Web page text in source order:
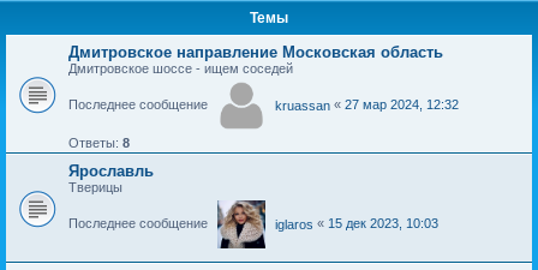
Темы
Дмитровское направление Московская область
Дмитровское шоссе - ищем соседей
Последнее сообщение kruassan « 27 мар 2024, 12:32
Ответы: 8
Ярославль
Тверицы
Последнее сообщение iglaros « 15 дек 2023, 10:03